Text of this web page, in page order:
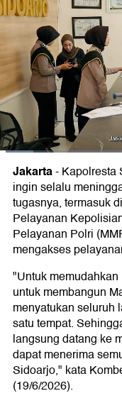
Jakarta-Kapolresta
ingin selalu
tugasnya, termasuk
Pelayanan
Pelayanan Polri
mengakses
"Untuk
untuk membangun
menyatukan seluruh
satu tempat.
langsung datang ke
dapat menerima
Sidoarjo," kata
(19/6/2026).